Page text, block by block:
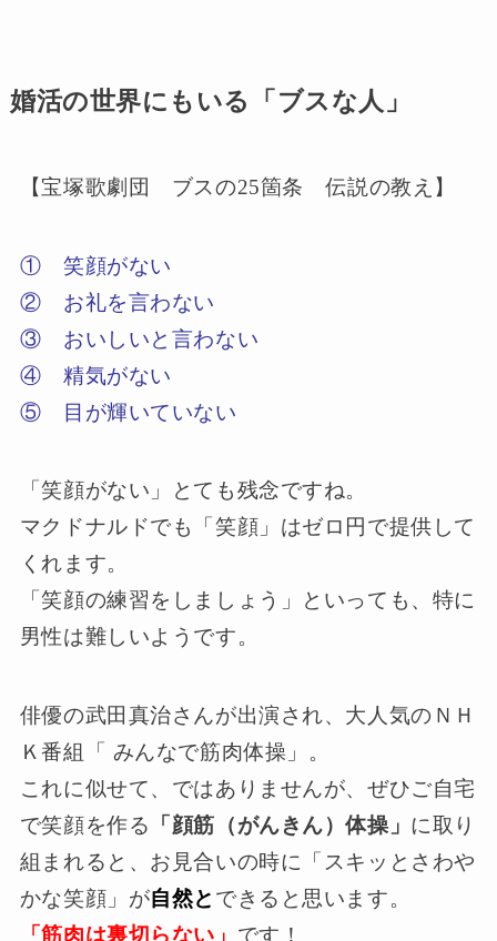
婚活の世界にもいる「ブスな人」
【宝塚歌劇団 ブスの25箇条 伝説の教え】
① 笑顔がない
② お礼を言わない
③ おいしいと言わない
④ 精気がない
⑤ 目が輝いていない
「笑顔がない」とても残念ですね。
マクドナルドでも「笑顔」はゼロ円で提供して
くれます。
「笑顔の練習をしましょう」といっても、特に
男性は難しいようです。
俳優の武田真治さんが出演され、大人気のＮＨ
Ｋ番組「 みんなで筋肉体操」。
これに似せて、ではありませんが、ぜひご自宅
で笑顔を作る
「顔筋（がんきん）体操」 に取り
組まれると、お見合いの時に「スキッとさわや
かな笑顔」が自然と できると思います。
「筋肉は裏切らない」 です！